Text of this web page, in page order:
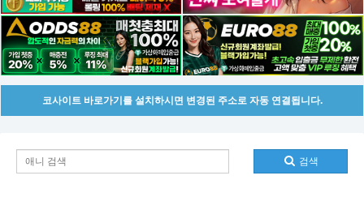
코사이트 바로가기를 설치하시면 변경된 주소로 자동 연결됩니다.
검색